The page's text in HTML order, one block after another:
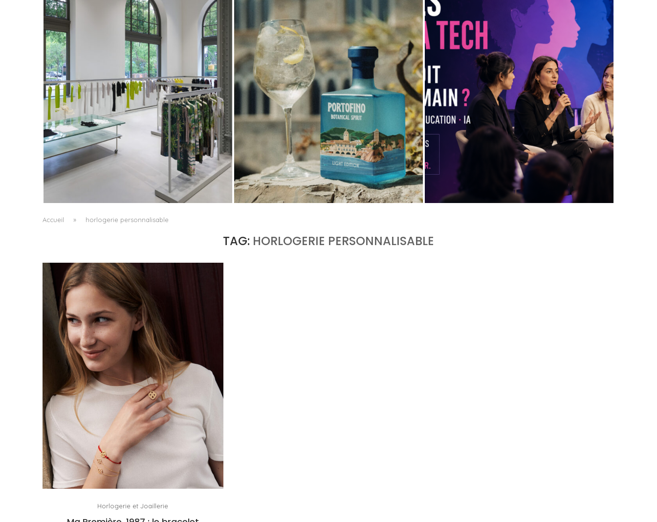
ISSEY MIYAKE AU 45 MADISON AVENUE : LE
PLI COMME PRINCIPE ARCHITECTURAL
Pascal Iakovou
PORTOFINO CHERCHE L’INTENSITÉ À VINGT
DEGRÉS
byPASCAL IAKOVOU
DANS LA TECH, LA PARITÉ N’EST PLUS UN
SUJET D’IMAGE MAIS DE...
Pascal Iakovou
Accueil » horlogerie personnalisable
TAG: HORLOGERIE PERSONNALISABLE
Horlogerie et Joaillerie